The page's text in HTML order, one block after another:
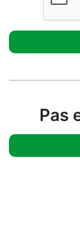
Pas